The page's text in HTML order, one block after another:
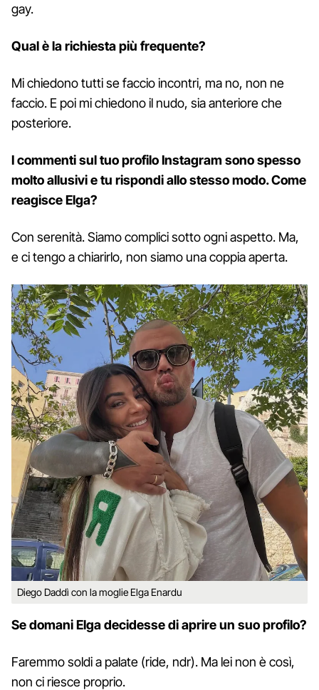
gay.
Qual è la richiesta più frequente?
Mi chiedono tutti se faccio incontri, ma no, non ne
faccio. E poi mi chiedono il nudo, sia anteriore che
posteriore.
I commenti sul tuo profilo Instagram sono spesso
molto allusivi e tu rispondi allo stesso modo. Come
reagisce Elga?
Con serenità. Siamo complici sotto ogni aspetto. Ma,
e ci tengo a chiarirlo, non siamo una coppia aperta.
Diego Daddì con la moglie Elga Enardu
Se domani Elga decidesse di aprire un suo profilo?
Faremmo soldi a palate (ride, ndr). Ma lei non è così,
non ci riesce proprio.